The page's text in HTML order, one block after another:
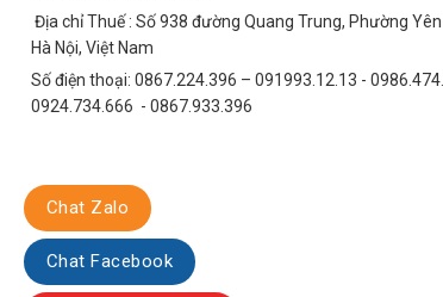
3. Chiếu Sáng Khu Công Nghiệp
Đèn pha năng lượng được sử dụng để chiếu sáng
4. Chiếu Sáng Sân Vườn, Công Viên
5. Chiếu Sáng Khu Vực An Ninh
Đèn pha năng lượng giúp tăng cường an ninh cho
So Sánh Kinh Tế: Tiết Kiệm Chi Phí
Địa chỉ Thuế : Số 938 đường Quang Trung, Phường
Hà Nội, Việt Nam
Số điện thoại: 0867.224.396 – 091993.12.13 -
0924.734.666 - 0867.933.396
Chat Zalo
Chat Facebook